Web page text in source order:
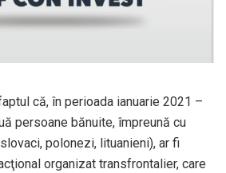
că, în perioada ianuarie 2021 –
persoane bănuite, împreună cu
polonezi, lituanieni), ar fi
organizat transfrontalier, care